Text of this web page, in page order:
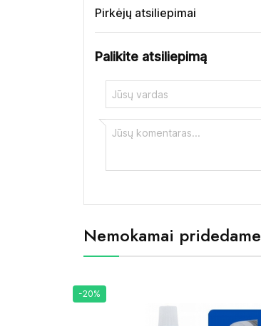
Pirkėjų atsiliepimai
Palikite atsiliepimą
Nemokamai pridedame
-20%